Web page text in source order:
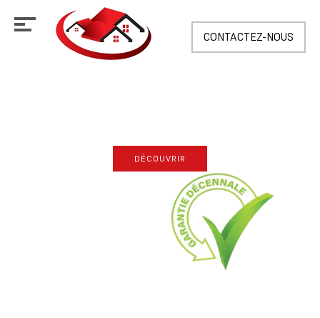
CONTACTEZ-NOUS
DÉCOUVRIR